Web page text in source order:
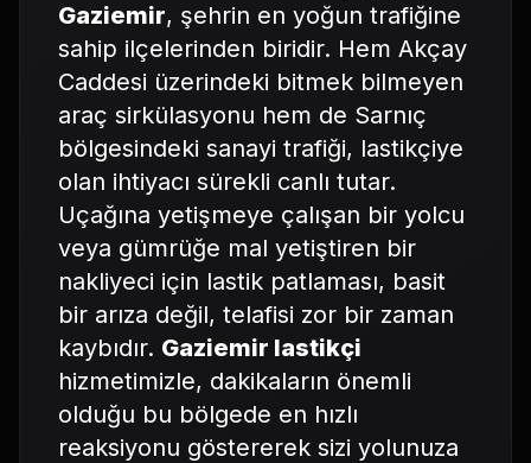
Gaziemir, şehrin en yoğun trafiğine
sahip ilçelerinden biridir. Hem Akçay
Caddesi üzerindeki bitmek bilmeyen
araç sirkülasyonu hem de Sarnıç
bölgesindeki sanayi trafiği, lastikçiye
olan ihtiyacı sürekli canlı tutar.
Uçağına yetişmeye çalışan bir yolcu
veya gümrüğe mal yetiştiren bir
nakliyeci için lastik patlaması, basit
bir arıza değil, telafisi zor bir zaman
kaybıdır. Gaziemir lastikçi
hizmetimizle, dakikaların önemli
olduğu bu bölgede en hızlı
reaksiyonu göstererek sizi yolunuza